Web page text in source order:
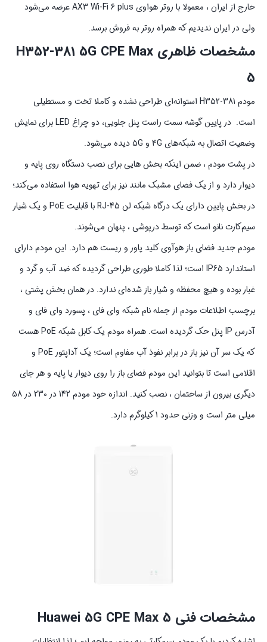
خارج از ایران ، معمولا با روتر هواوی AX3 Wi-Fi 6 plus عرضه می‌شود
ولی در ایران ندیدیم که همراه روتر به فروش برسد.
مشخصات ظاهری H352-381 5G CPE Max
5
مودم H352-381 استوانه‌ای طراحی نشده و کاملا تخت و مستطیلی
است. در پایین گوشه سمت راست پنل جلویی، دو چراغ LED برای نمایش
وضعیت اتصال به شبکه‌های 4G و 5G دیده می‌شود.
در پشت مودم ، ضمن اینکه بخش‌ هایی برای نصب دستگاه روی پایه و
دیوار دارد و از یک فضای مشبک مانند نیز برای تهویه هوا استفاده می‌کند؛
در بخش پایین دارای یک درگاه شبکه لن RJ-45 با قابلیت PoE و یک شیار
سیم‌کارت نانو است که توسط درپوشی ، پنهان می‌شوند.
مودم جدید فضای باز هوآوی کلید پاور و ریست هم دارد. این مودم دارای
استاندارد IP65 است؛ لذا کاملا طوری طراحی گردیده که ضد آب و گرد و
غبار بوده و هیچ محفظه و شیار باز شده‌ای ندارد. در همان بخش پشتی ،
برچسب اطلاعات مودم از جمله نام شبکه وای فای ، پسورد وای فای و
آدرس IP پنل حک گردیده است. همراه مودم یک کابل شبکه PoE هست
که یک سر آن نیز باز در برابر نفوذ آب مفاوم است؛ یک آداپتور PoE و
اقلامی است تا بتوانید این مودم فضای باز را روی دیوار یا پایه و هر جای
دیگری بیرون از ساختمان ، نصب کنید. اندازه خود مودم 142 در 230 در 58
میلی متر است و وزنی حدود 1 کیلوگرم دارد.
مشخصات فنی Huawei 5G CPE Max 5